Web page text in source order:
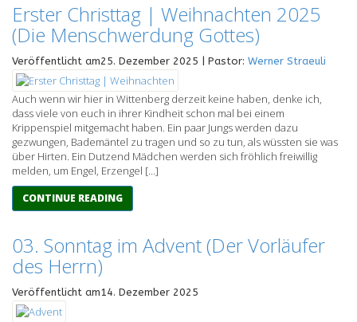
Erster Christtag | Weihnachten 2025
(Die Menschwerdung Gottes)
Veröffentlicht am25. Dezember 2025 | Pastor: Werner Straeuli
Auch wenn wir hier in Wittenberg derzeit keine haben, denke ich,
dass viele von euch in ihrer Kindheit schon mal bei einem
Krippenspiel mitgemacht haben. Ein paar Jungs werden dazu
gezwungen, Bademäntel zu tragen und so zu tun, als wüssten sie was
über Hirten. Ein Dutzend Mädchen werden sich fröhlich freiwillig
melden, um Engel, Erzengel […]
CONTINUE READING
03. Sonntag im Advent (Der Vorläufer
des Herrn)
Veröffentlicht am14. Dezember 2025